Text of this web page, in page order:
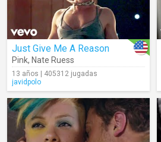
Just Give Me A Reason
Pink, Nate Ruess
13 años | 405312 jugadas
javidpolo